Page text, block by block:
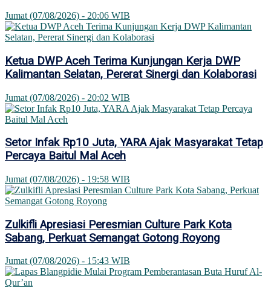
Jumat (07/08/2026) - 20:06 WIB
Ketua DWP Aceh Terima Kunjungan Kerja DWP
Kalimantan Selatan, Pererat Sinergi dan Kolaborasi
Jumat (07/08/2026) - 20:02 WIB
Setor Infak Rp10 Juta, YARA Ajak Masyarakat Tetap
Percaya Baitul Mal Aceh
Jumat (07/08/2026) - 19:58 WIB
Zulkifli Apresiasi Peresmian Culture Park Kota
Sabang, Perkuat Semangat Gotong Royong
Jumat (07/08/2026) - 15:43 WIB